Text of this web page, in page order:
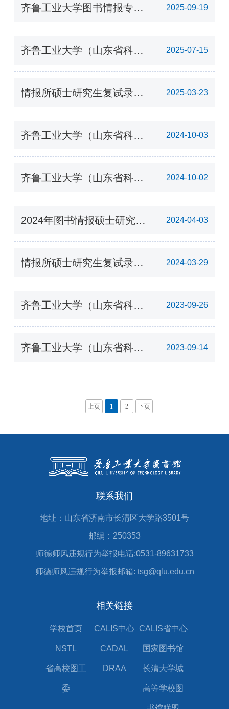
2025-09-19
齐鲁工业大学图书情报专业
2025-07-15
齐鲁工业大学（山东省科学
2025-03-23
情报所硕士研究生复试录取
2024-10-03
齐鲁工业大学（山东省科学
2024-10-02
齐鲁工业大学（山东省科学
2024-04-03
2024年图书情报硕士研究生
2024-03-29
情报所硕士研究生复试录取
2023-09-26
齐鲁工业大学（山东省科学
2023-09-14
齐鲁工业大学（山东省科学
上页 1 2 下页
联系我们
地址：山东省济南市长清区大学路3501号
邮编：250353
师德师风违规行为举报电话:0531-89631733
师德师风违规行为举报邮箱: tsg@qlu.edu.cn
相关链接
学校首页 CALIS中心 CALIS省中心
NSTL CADAL 国家图书馆
省高校图工
委
DRAA 长清大学城
高等学校图